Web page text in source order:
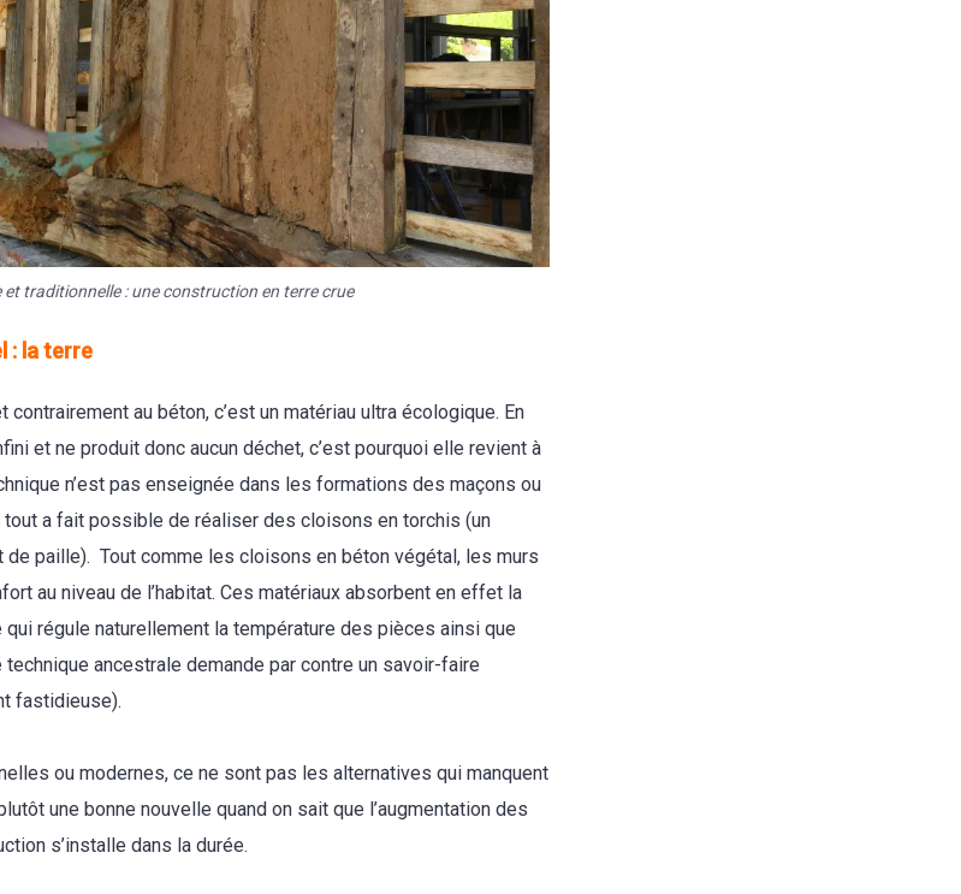
et traditionnelle : une construction en terre crue
: la terre
au béton, c’est un matériau ultra écologique. En
et ne produit donc aucun déchet, c’est pourquoi elle revient à
n’est pas enseignée dans les formations des maçons ou
a fait possible de réaliser des cloisons en torchis (un
de paille). Tout comme les cloisons en béton végétal, les murs
au niveau de l’habitat. Ces matériaux absorbent en effet la
qui régule naturellement la température des pièces ainsi que
technique ancestrale demande par contre un savoir-faire
fastidieuse).
ou modernes, ce ne sont pas les alternatives qui manquent
une bonne nouvelle quand on sait que l’augmentation des
s’installe dans la durée.